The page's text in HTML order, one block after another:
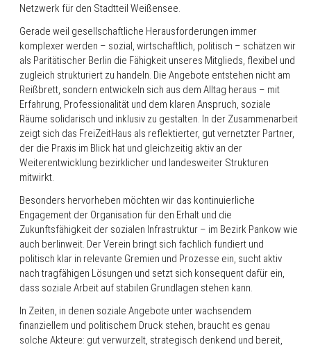
Netzwerk für den Stadtteil Weißensee.
Gerade weil gesellschaftliche Herausforderungen immer
komplexer werden – sozial, wirtschaftlich, politisch – schätzen wir
als Paritätischer Berlin die Fähigkeit unseres Mitglieds, flexibel und
zugleich strukturiert zu handeln. Die Angebote entstehen nicht am
Reißbrett, sondern entwickeln sich aus dem Alltag heraus – mit
Erfahrung, Professionalität und dem klaren Anspruch, soziale
Räume solidarisch und inklusiv zu gestalten. In der Zusammenarbeit
zeigt sich das FreiZeitHaus als reflektierter, gut vernetzter Partner,
der die Praxis im Blick hat und gleichzeitig aktiv an der
Weiterentwicklung bezirklicher und landesweiter Strukturen
mitwirkt.
Besonders hervorheben möchten wir das kontinuierliche
Engagement der Organisation für den Erhalt und die
Zukunftsfähigkeit der sozialen Infrastruktur – im Bezirk Pankow wie
auch berlinweit. Der Verein bringt sich fachlich fundiert und
politisch klar in relevante Gremien und Prozesse ein, sucht aktiv
nach tragfähigen Lösungen und setzt sich konsequent dafür ein,
dass soziale Arbeit auf stabilen Grundlagen stehen kann.
In Zeiten, in denen soziale Angebote unter wachsendem
finanziellem und politischem Druck stehen, braucht es genau
solche Akteure: gut verwurzelt, strategisch denkend und bereit,